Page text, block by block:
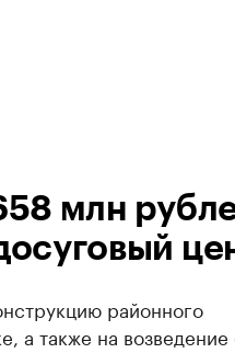
млн
районного
а также на возведение